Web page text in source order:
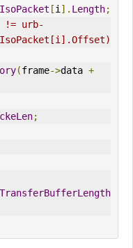
IsoPacket [i ]. Length;
urb-
(frame->data +
;
TransferBufferLength